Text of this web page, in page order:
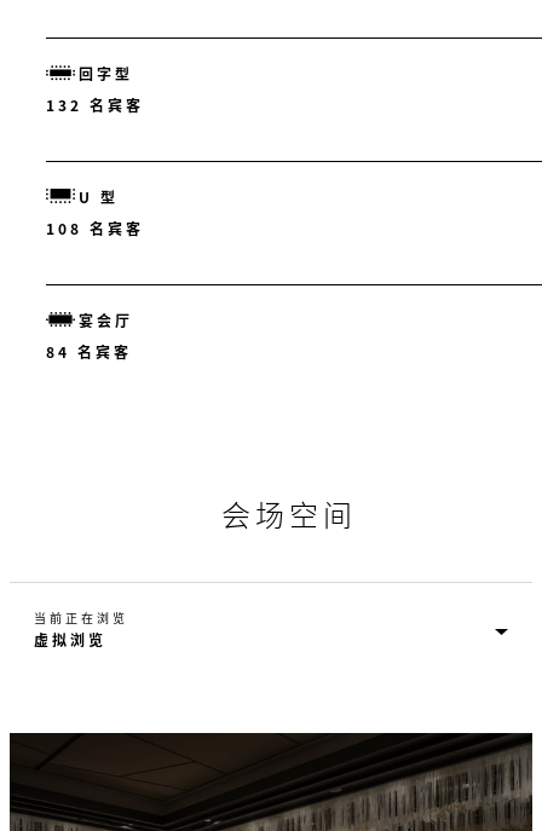
回字型
132 名宾客
U 型
108 名宾客
宴会厅
84 名宾客
会场空间
当前正在浏览